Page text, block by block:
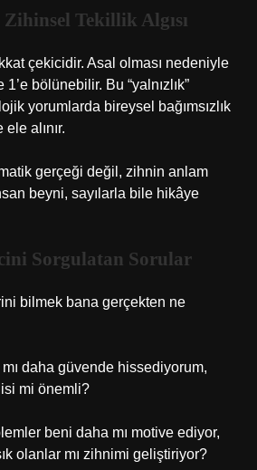
Zihinsel Tekillik Algısı
çekicidir. Asal olması nedeniyle
bölünebilir. Bu “yalnızlık”
yorumlarda bireysel bağımsızlık
alınır.
gerçeği değil, zihnin anlam
beyni, sayılarla bile hikâye
Sorgulatan Sorular
bilmek bana gerçekten ne
mı daha güvende hissediyorum,
mi önemli?
beni daha mı motive ediyor,
olanlar mı zihnimi geliştiriyor?